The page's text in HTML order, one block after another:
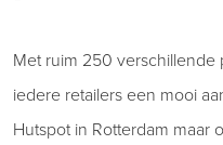
Met ruim 250
iedere retailers een mooi
Hutspot in Rotterdam maar